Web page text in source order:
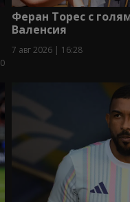
0
Феран Торес с
Валенсия
7 авг 2026 | 16:28